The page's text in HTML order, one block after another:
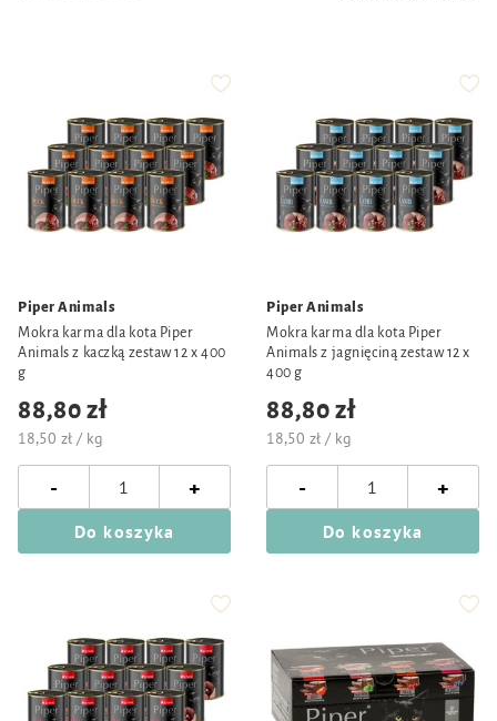
Piper Animals
Mokra karma dla kota Piper
Animals z kaczką zestaw 12 x 400
g
88,80 zł
18,50 zł / kg
- +
Do koszyka
Piper Animals
Mokra karma dla kota Piper
Animals z jagnięciną zestaw 12 x
400 g
88,80 zł
18,50 zł / kg
- +
Do koszyka